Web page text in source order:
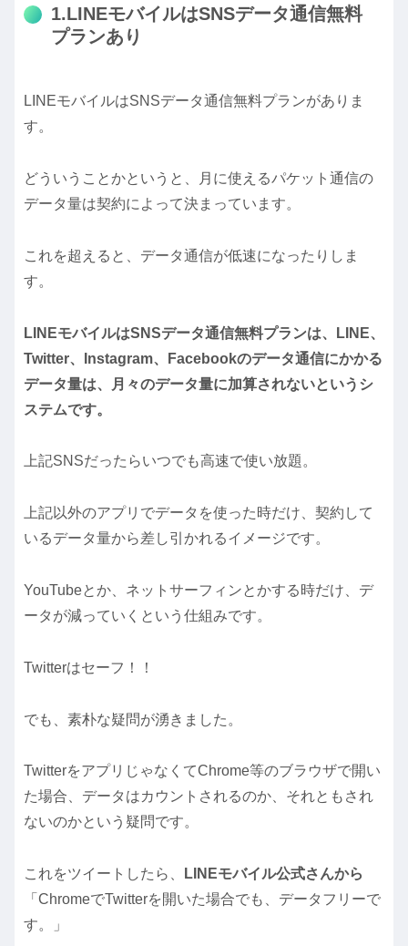
1.LINEモバイルはSNSデータ通信無料
プランあり
LINEモバイルはSNSデータ通信無料プランがありま
す。
どういうことかというと、月に使えるパケット通信の
データ量は契約によって決まっています。
これを超えると、データ通信が低速になったりしま
す。
LINEモバイルはSNSデータ通信無料プランは、LINE、
Twitter、Instagram、Facebookのデータ通信にかかる
データ量は、月々のデータ量に加算されないというシ
ステムです。
上記SNSだったらいつでも高速で使い放題。
上記以外のアプリでデータを使った時だけ、契約して
いるデータ量から差し引かれるイメージです。
YouTubeとか、ネットサーフィンとかする時だけ、デ
ータが減っていくという仕組みです。
Twitterはセーフ！！
でも、素朴な疑問が湧きました。
TwitterをアプリじゃなくてChrome等のブラウザで開い
た場合、データはカウントされるのか、それともされ
ないのかという疑問です。
これをツイートしたら、
LINEモバイル公式さんから
「ChromeでTwitterを開いた場合でも、データフリーで
す。」